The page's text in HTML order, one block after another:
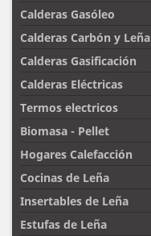
Calderas Gasóleo
Calderas Carbón y Leña
Calderas Gasificación
Calderas Eléctricas
Termos electricos
Biomasa - Pellet
Hogares Calefacción
Cocinas de Leña
Insertables de Leña
Estufas de Leña